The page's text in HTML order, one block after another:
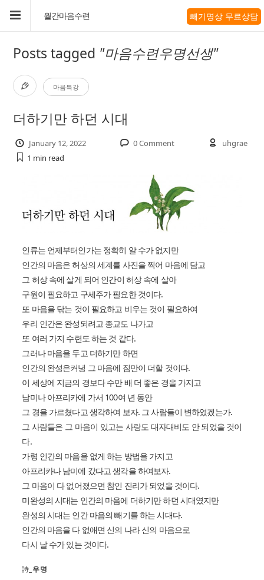
월간마음수련 빼기명상 무료상담
Posts tagged "마음수련우명선생"
마음특강
더하기만 하던 시대
January 12, 2022 0 Comment
uhgrae
1 min read
인류는 언제부터인가는 정확히 알 수가 없지만
인간의 마음은 허상의 세계를 사진을 찍어 마음에 담고
그 허상 속에 살게 되어 인간이 허상 속에 살아
구원이 필요하고 구세주가 필요한 것이다.
또 마음을 닦는 것이 필요하고 비우는 것이 필요하여
우리 인간은 완성되려고 종교도 나가고
또 여러 가지 수련도 하는 것 같다.
그러나 마음을 두고 더하기만 하면
인간의 완성은커녕 그 마음에 짐만이 더할 것이다.
이 세상에 지금의 경보다 수만 배 더 좋은 경을 가지고
남미나 아프리카에 가서 100여 년 동안
그 경을 가르쳤다고 생각하여 보자. 그 사람들이 변하였겠는가.
그 사람들은 그 마음이 있고는 사랑도 대자대비도 안 되었을 것이
다.
가령 인간의 마음을 없게 하는 방법을 가지고
아프리카나 남미에 갔다고 생각을 하여보자.
그 마음이 다 없어졌으면 참인 진리가 되었을 것이다.
미완성의 시대는 인간의 마음에 더하기만 하던 시대였지만
완성의 시대는 인간 마음의 빼기를 하는 시대다.
인간의 마음을 다 없애면 신의 나라 신의 마음으로
다시 날 수가 있는 것이다.
詩_ 우 명